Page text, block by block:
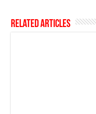
Related Articles